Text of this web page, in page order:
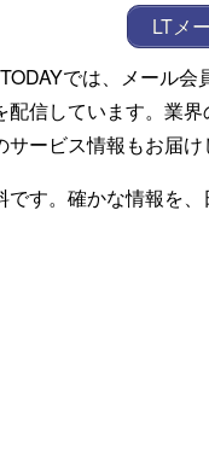
LTメ
では、メール
配信しています。業
サービス情報もお届け
です。確かな情報を